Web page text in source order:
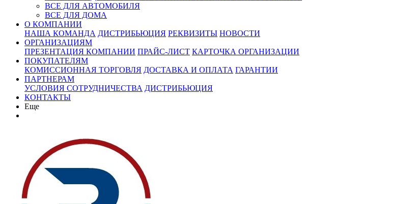
ВСЕ ДЛЯ АВТОМОБИЛЯ
ВСЕ ДЛЯ ДОМА
О КОМПАНИИ
НАША КОМАНДА ДИСТРИБЬЮЦИЯ РЕКВИЗИТЫ НОВОСТИ
ОРГАНИЗАЦИЯМ
ПРЕЗЕНТАЦИЯ КОМПАНИИ ПРАЙС-ЛИСТ КАРТОЧКА ОРГАНИЗАЦИИ
ПОКУПАТЕЛЯМ
КОМИССИОННАЯ ТОРГОВЛЯ ДОСТАВКА И ОПЛАТА ГАРАНТИИ
ПАРТНЕРАМ
УСЛОВИЯ СОТРУДНИЧЕСТВА ДИСТРИБЬЮЦИЯ
КОНТАКТЫ
Еще